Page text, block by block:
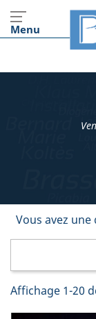
Menu
Vous avez
Affichage 1-20